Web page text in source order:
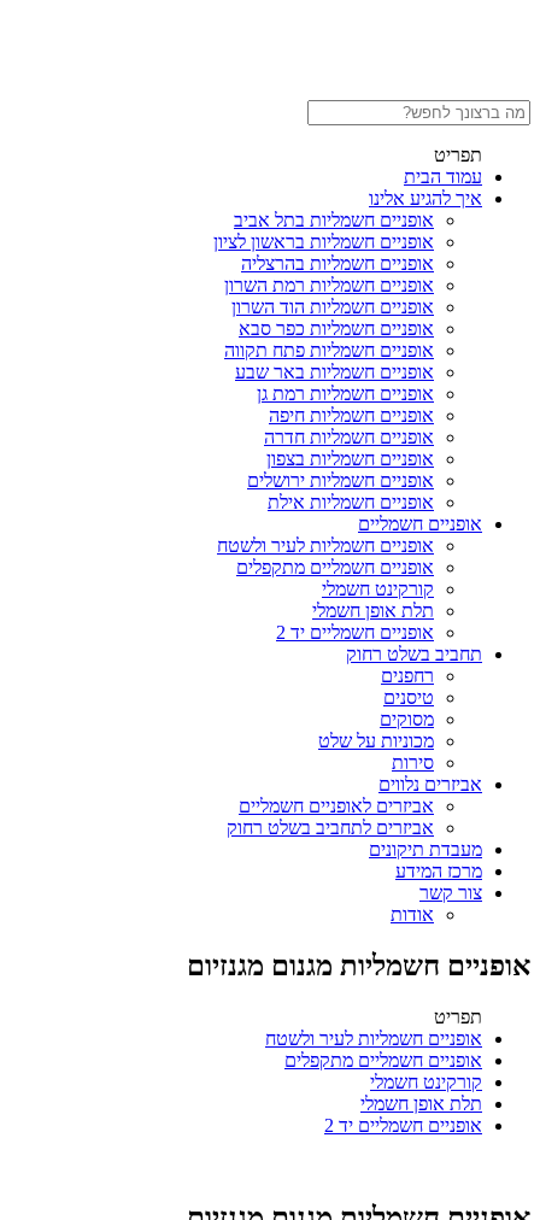
תפריט
עמוד הבית
איך להגיע אלינו
אופניים חשמליות בתל אביב
אופניים חשמליות בראשון לציון
אופניים חשמליות בהרצליה
אופניים חשמליות רמת השרון
אופניים חשמליות הוד השרון
אופניים חשמליות כפר סבא
אופניים חשמליות פתח תקווה
אופניים חשמליות באר שבע
אופניים חשמליות רמת גן
אופניים חשמליות חיפה
אופניים חשמליות חדרה
אופניים חשמליות בצפון
אופניים חשמליות ירושלים
אופניים חשמליות אילת
אופניים חשמליים
אופניים חשמליות לעיר ולשטח
אופניים חשמליים מתקפלים
קורקינט חשמלי
תלת אופן חשמלי
אופניים חשמליים יד 2
תחביב בשלט רחוק
רחפנים
טיסנים
מסוקים
מכוניות על שלט
סירות
אביזרים נלווים
אביזרים לאופניים חשמליים
אביזרים לתחביב בשלט רחוק
מעבדת תיקונים
מרכז המידע
צור קשר
אודות
אופניים חשמליות מגנום מגנזיום
תפריט
אופניים חשמליות לעיר ולשטח
אופניים חשמליים מתקפלים
קורקינט חשמלי
תלת אופן חשמלי
אופניים חשמליים יד 2